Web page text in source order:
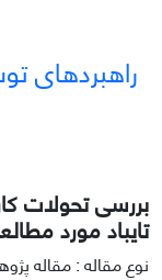
راهبردهای
بررسی تحولات
تایباد مورد
نوع مقاله : مقاله